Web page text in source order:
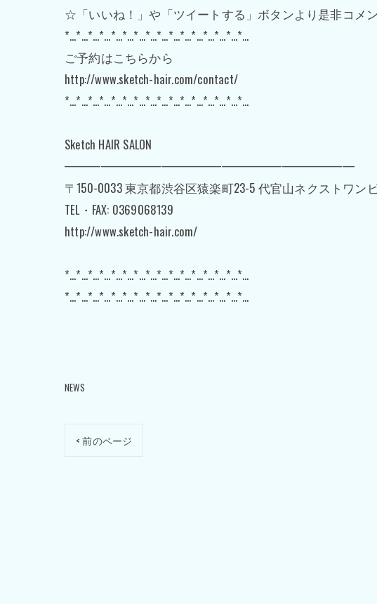
☆「いいね！」や「ツイートする」ボタンより是非コメ
*…*…*…*…*…*…*…*…*…*…*…*…*…*…*…*…
ご予約はこちらから
http://www.sketch-hair.com/contact/
*…*…*…*…*…*…*…*…*…*…*…*…*…*…*…*…
Sketch HAIR SALON
━━━━━━━━━━━━━━━━━━━━━━━━
〒150-0033 東京都渋谷区猿楽町23-5 代官山ネクストワン
TEL・FAX: 0369068139
http://www.sketch-hair.com/
*…*…*…*…*…*…*…*…*…*…*…*…*…*…*…*…
*…*…*…*…*…*…*…*…*…*…*…*…*…*…*…*…
NEWS
< 前のページ